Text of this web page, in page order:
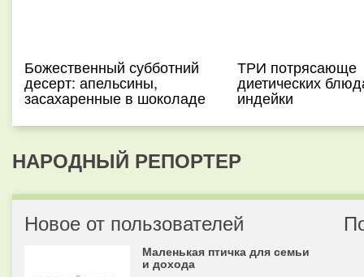
Божественный субботний
десерт: апельсины,
засахаренные в шоколаде
ТРИ потрясающе
диетических
индейки
НАРОДНЫЙ РЕПОРТЕР
Новое от пользователей
Маленькая птичка для семьи
и дохода